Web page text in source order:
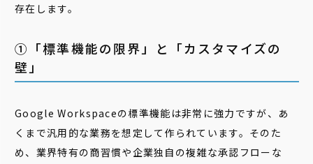
存在します。
①「標準機能の限界」と「カスタマイズの
壁」
Google Workspaceの標準機能は非常に強力ですが、あ
くまで汎用的な業務を想定して作られています。そのた
め、業界特有の商習慣や企業独自の複雑な承認フローな